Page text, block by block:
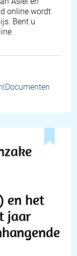
online wordt
Bent u
en het
jaar